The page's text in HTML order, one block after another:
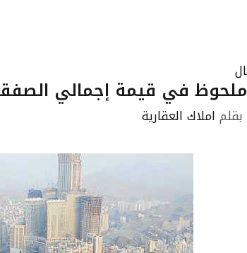
في قيمة إجمالي
بقلم املاك العقارية